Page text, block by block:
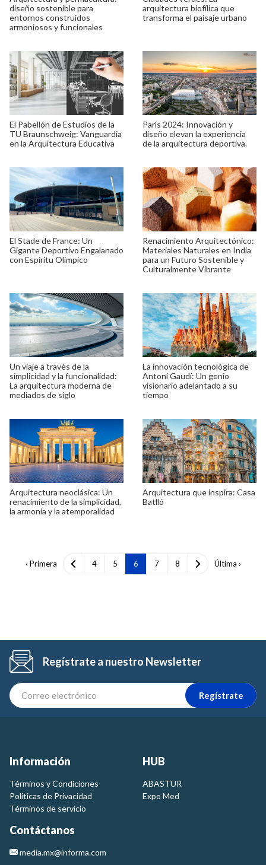
diseño sostenible para
entornos construidos
armoniosos y funcionales
arquitectura biofílica que
transforma el paisaje urbano
El Pabellón de Estudios de la
TU Braunschweig: Vanguardia
en la Arquitectura Educativa
París 2024: Innovación y
diseño elevan la experiencia
de la arquitectura deportiva.
El Stade de France: Un
Gigante Deportivo Engalanado
con Espíritu Olímpico
Renacimiento Arquitectónico:
Materiales Naturales en India
para un Futuro Sostenible y
Culturalmente Vibrante
Un viaje a través de la
simplicidad y la funcionalidad:
La arquitectura moderna de
mediados de siglo
La innovación tecnológica de
Antoni Gaudí: Un genio
visionario adelantado a su
tiempo
Arquitectura neoclásica: Un
renacimiento de la simplicidad,
la armonía y la atemporalidad
Arquitectura que inspira: Casa
Batlló
‹ Primera 4 5 6 7 8 Última ›
Regístrate a nuestro Newsletter
Regístrate
Información
Términos y Condiciones
Politicas de Privacidad
Términos de servicio
HUB
ABASTUR
Expo Med
Contáctanos
media.mx@informa.com